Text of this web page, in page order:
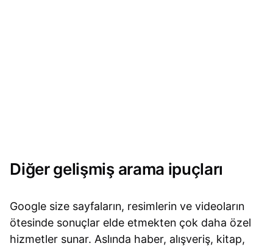
Diğer gelişmiş arama ipuçları
Google size sayfaların, resimlerin ve videoların
ötesinde sonuçlar elde etmekten çok daha özel
hizmetler sunar. Aslında haber, alışveriş, kitap,